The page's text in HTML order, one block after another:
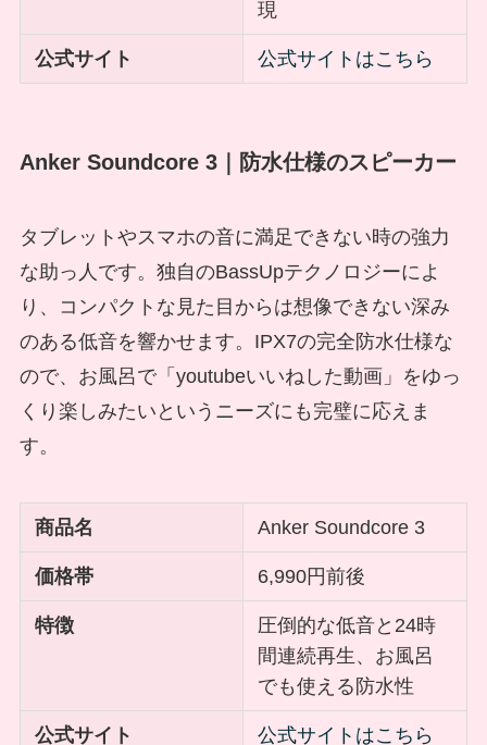
現
公式サイト 公式サイトはこちら
Anker Soundcore 3｜防水仕様のスピーカー
タブレットやスマホの音に満足できない時の強力
な助っ人です。独自のBassUpテクノロジーによ
り、コンパクトな見た目からは想像できない深み
のある低音を響かせます。IPX7の完全防水仕様な
ので、お風呂で「youtubeいいねした動画」をゆっ
くり楽しみたいというニーズにも完璧に応えま
す。
商品名 Anker Soundcore 3
価格帯 6,990円前後
特徴
圧倒的な低音と24時
間連続再生、お風呂
でも使える防水性
公式サイト 公式サイトはこちら